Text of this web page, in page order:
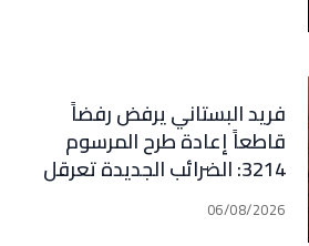
فريد البستاني يرفض رفضاً
قاطعاً إعادة طرح المرسوم
3214: الضرائب الجديدة تعرقل
التعافي الاقتصادي وتناقض
مبدأ الشراكة
06/08/2026